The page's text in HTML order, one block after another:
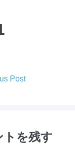
Post
トを残す